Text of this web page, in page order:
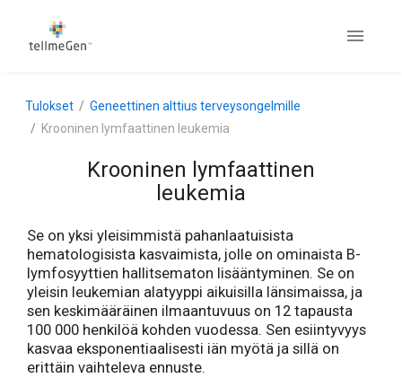
Tulokset
Geneettinen alttius terveysongelmille
Krooninen lymfaattinen leukemia
Krooninen lymfaattinen
leukemia
Se on yksi yleisimmistä pahanlaatuisista
hematologisista kasvaimista, jolle on ominaista B-
lymfosyyttien hallitsematon lisääntyminen. Se on
yleisin leukemian alatyyppi aikuisilla länsimaissa, ja
sen keskimääräinen ilmaantuvuus on 12 tapausta
100 000 henkilöä kohden vuodessa. Sen esiintyvyys
kasvaa eksponentiaalisesti iän myötä ja sillä on
erittäin vaihteleva ennuste.